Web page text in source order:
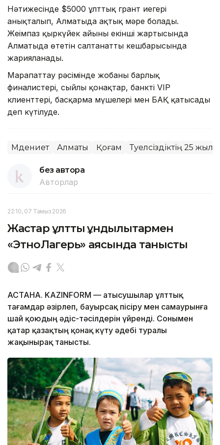
Нәтижесінде $5000 ұлттық грант иегері
анықталып, Алматыда ақтық мәре болады.
Жеңімпаз қыркүйек айының екінші жартысында
Алматыда өтетін салтанатты кешбарысында
жарияланады.
Марапаттау рәсімінде жобаның барлық
финалистері, сыйлы қонақтар, банктің VIP
клиенттері, басқарма мүшелері мен БАҚ қатысады
деп күтілуде.
Мәдениет Алматы Қоғам Тәуелсіздіктің 25
без автора
Авторлар
22:10, 07 Тамыз 2026
Жастар ұлттық құндылықтармен
«ЭтноЛагерь» аясында танысты
АСТАНА. KAZINFORM — Қатысушылар ұлттық
тағамдар әзірлеп, бауырсақ пісіру мен самаурынға
шай қоюдың әдіс-тәсілдерін үйренді. Сонымен
қатар қазақтың қонақ күту әдебі туралы
жақынырақ танысты.